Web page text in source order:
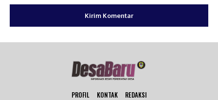
PROFIL KONTAK REDAKSI